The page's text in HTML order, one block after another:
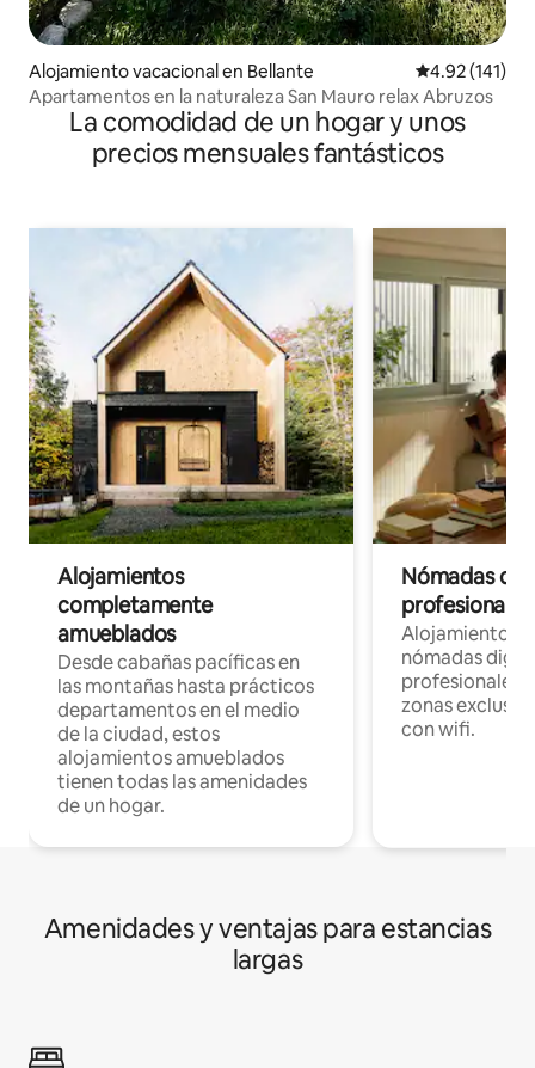
Alojamiento vacacional en Bellante Calificación
4.92 (141)
Apartamentos en la naturaleza San Mauro relax Abruzos
La comodidad de un hogar y unos
precios mensuales fantásticos
Alojamientos
completamente
amueblados
Desde cabañas pacíficas en
las montañas hasta prácticos
departamentos en el medio
de la ciudad, estos
alojamientos amueblados
tienen todas las amenidades
de un hogar.
Nómadas
Alojamientos
nómadas
profesionales
zonas
con wifi.
Amenidades y ventajas para estancias
largas